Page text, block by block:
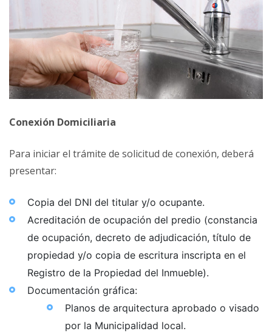
Conexión Domiciliaria
Para iniciar el trámite de solicitud de conexión, deberá
presentar:
Copia del DNI del titular y/o ocupante.
Acreditación de ocupación del predio (constancia
de ocupación, decreto de adjudicación, título de
propiedad y/o copia de escritura inscripta en el
Registro de la Propiedad del Inmueble).
Documentación gráfica:
Planos de arquitectura aprobado o visado
por la Municipalidad local.